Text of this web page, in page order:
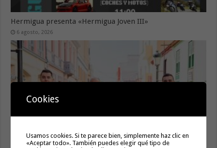
Hermigua presenta «Hermigua Joven III»
6 agosto, 2026
Cookies
Usamos cookies. Si te parece bien, simplemente haz clic en
«Aceptar todo». También puedes elegir qué tipo de